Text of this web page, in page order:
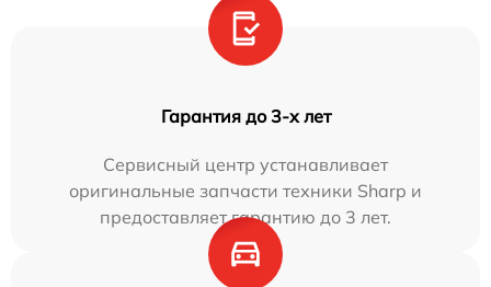
Гарантия до 3-х лет
Сервисный центр устанавливает
оригинальные запчасти техники Sharp и
предоставляет гарантию до 3 лет.